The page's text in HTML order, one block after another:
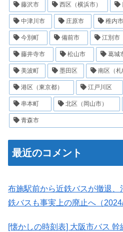
藤沢市 西区（横浜市）
中津川市 庄原市 稚内市
今別町 備前市 江別市
藤井寺市 松山市 葛城
美波町 墨田区 南区（札
港区（東京都） 江戸川区
串本町 北区（岡山市）
青森市
最近のコメント
布施駅前から近鉄バスが撤退
鉄バスも事実上の廃止へ（
[懐かしの時刻表] 大阪市バス